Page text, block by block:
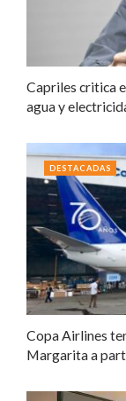
Capriles critica
agua y
Copa Airlines
Margarita a
DESTACADAS